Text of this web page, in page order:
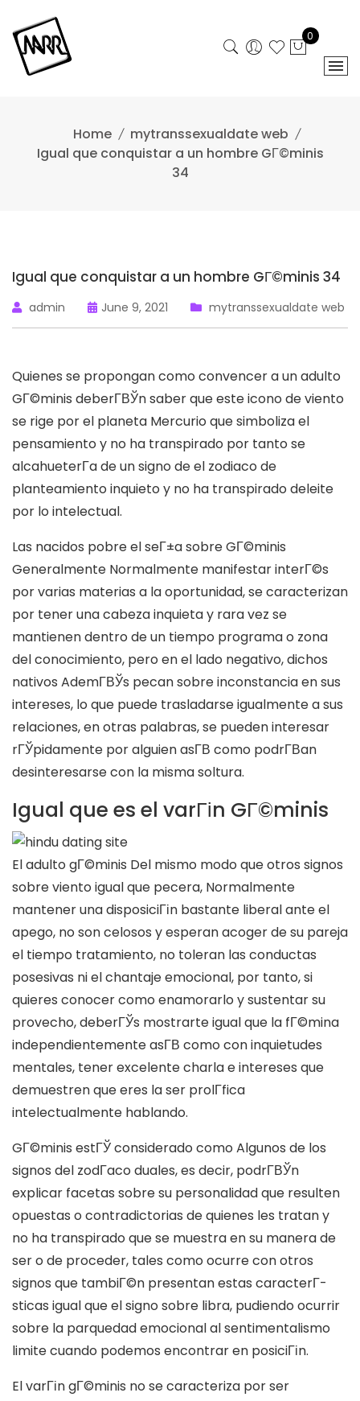
content
0
Home
mytranssexualdate web
Igual que conquistar a un hombre GГ©minis
34
Igual que conquistar a un hombre GГ©minis 34
admin June 9, 2021 mytranssexualdate web
Quienes se propongan como convencer a un adulto
GГ©minis deberГ­ВЎn saber que este icono de viento
se rige por el planeta Mercurio que simboliza el
pensamiento y no ha transpirado por tanto se
alcahueterГ­a de un signo de el zodiaco de
planteamiento inquieto y no ha transpirado deleite
por lo intelectual.
Las nacidos pobre el seГ±a sobre GГ©minis
Generalmente Normalmente manifestar interГ©s
por varias materias a la oportunidad, se caracterizan
por tener una cabeza inquieta y rara vez se
mantienen dentro de un tiempo programa o zona
del conocimiento, pero en el lado negativo, dichos
nativos AdemГ­ВЎs pecan sobre inconstancia en sus
intereses, lo que puede trasladarse igualmente a sus
relaciones, en otras palabras, se pueden interesar
rГЎpidamente por alguien asГ­В­ como podrГ­В­an
desinteresarse con la misma soltura.
Igual que es el varГіn GГ©minis
El adulto gГ©minis Del mismo modo que otros signos
sobre viento igual que pecera, Normalmente
mantener una disposiciГіn bastante liberal ante el
apego, no son celosos y esperan acoger de su pareja
el tiempo tratamiento, no toleran las conductas
posesivas ni el chantaje emocional, por tanto, si
quieres conocer como enamorarlo y sustentar su
provecho, deberГЎs mostrarte igual que la fГ©mina
independientemente asГ­В­ como con inquietudes
mentales, tener excelente charla e intereses que
demuestren que eres la ser prolГ­fica
intelectualmente hablando.
GГ©minis estГЎ considerado como Algunos de los
signos del zodГ­aco duales, es decir, podrГ­ВЎn
explicar facetas sobre su personalidad que resulten
opuestas o contradictorias de quienes les tratan y
no ha transpirado que se muestra en su manera de
ser o de proceder, tales como ocurre con otros
signos que tambiГ©n presentan estas caracterГ­
sticas igual que el signo sobre libra, pudiendo ocurrir
sobre la parquedad emocional al sentimentalismo
limite cuando podemos encontrar en posiciГіn.
El varГіn gГ©minis no se caracteriza por ser